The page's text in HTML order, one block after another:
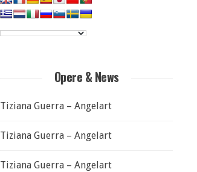
Opere & News
Tiziana Guerra – Angelart
Tiziana Guerra – Angelart
Tiziana Guerra – Angelart